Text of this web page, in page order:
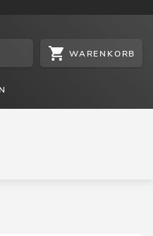
WARENKORB